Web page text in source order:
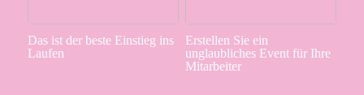
Das ist der beste Einstieg ins
Laufen
Erstellen Sie ein
unglaubliches Event für Ihre
Mitarbeiter